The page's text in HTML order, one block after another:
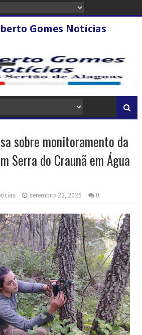
Gomes Notícias
sobre monitoramento da
Serra do Craunã em Água
setembro 22, 2025 0